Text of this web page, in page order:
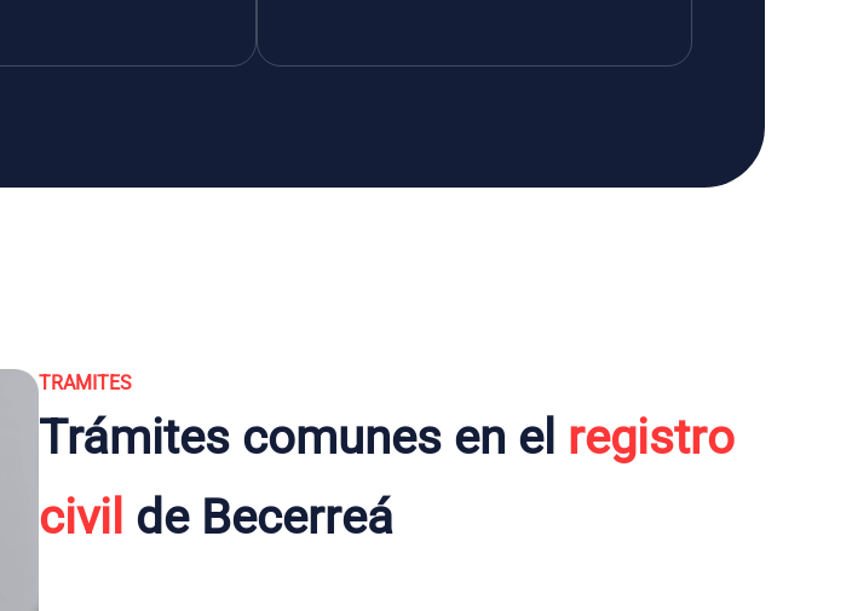
TRAMITES
Trámites comunes en el registro
civil de Becerreá